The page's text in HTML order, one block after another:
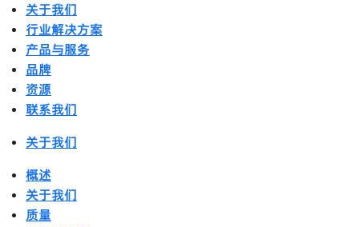
关于我们
行业解决方案
产品与服务
品牌
资源
联系我们
关于我们
概述
关于我们
质量